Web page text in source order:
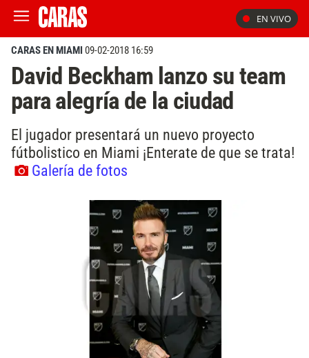
EN VIVO
CARAS EN MIAMI 09-02-2018 16:59
David Beckham lanzo su team
para alegría de la ciudad
El jugador presentará un nuevo proyecto
fútbolistico en Miami ¡Enterate de que se trata!
Galería de fotos